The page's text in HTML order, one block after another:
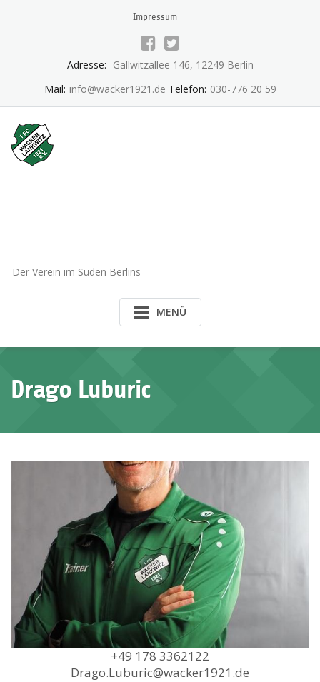
Impressum
Adresse: Gallwitzallee 146, 12249 Berlin
Mail: info@wacker1921.de Telefon: 030-776 20 59
Der Verein im Süden Berlins
MENÜ
Drago Luburic
+49 178 3362122
Drago.Luburic@wacker1921.de